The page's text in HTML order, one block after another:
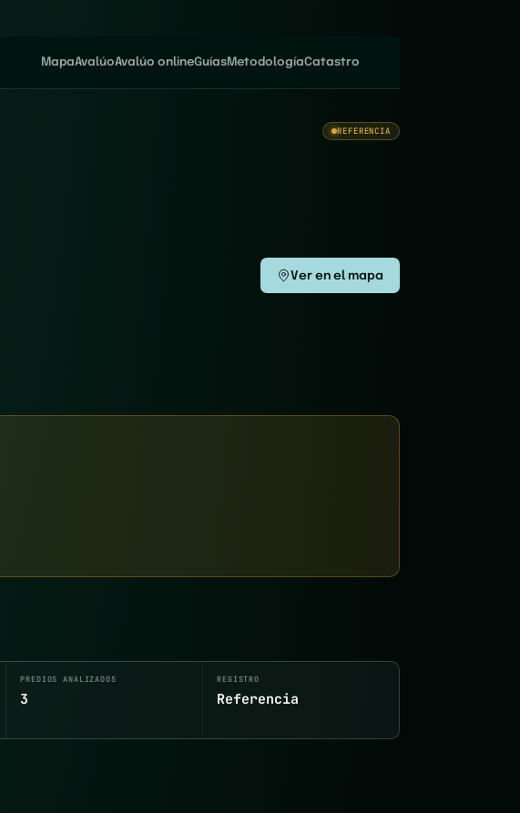
MapaAvalúoAvalúo onlineGuíasMetodologíaCatastro
REFERENCIA
Ver en el mapa
PREDIOS ANALIZADOS
3
REGISTRO
Referencia